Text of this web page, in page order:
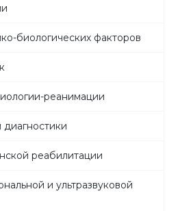
биологических факторов
реанимации
реабилитации
и ультразвуковой